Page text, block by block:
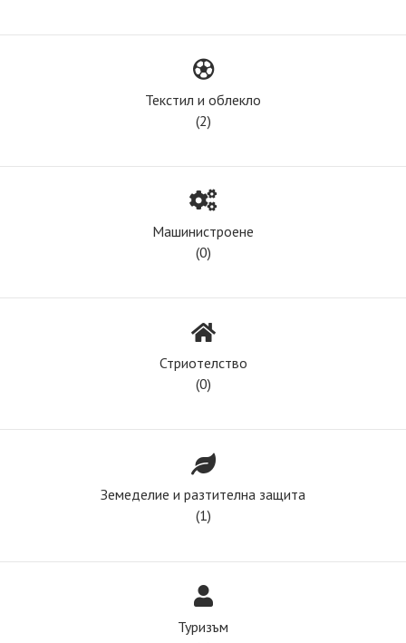
Текстил и облекло
(2)
Машинистроене
(0)
Стриотелство
(0)
Земеделие и разтителна защита
(1)
Туризъм